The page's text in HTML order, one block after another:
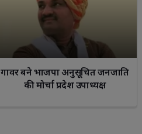
गावर बने भाजपा अनुसूचित जनजाति
की मोर्चा प्रदेश उपाध्यक्ष